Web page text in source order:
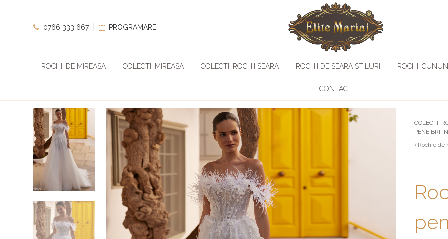
0766 333 667 PROGRAMARE
ROCHII DE MIREASA COLECTII MIREASA COLECTII ROCHII SEARA ROCHII DE SEARA STILURI ROCHII
CONTACT
COLECTII
PENE
Rochie de